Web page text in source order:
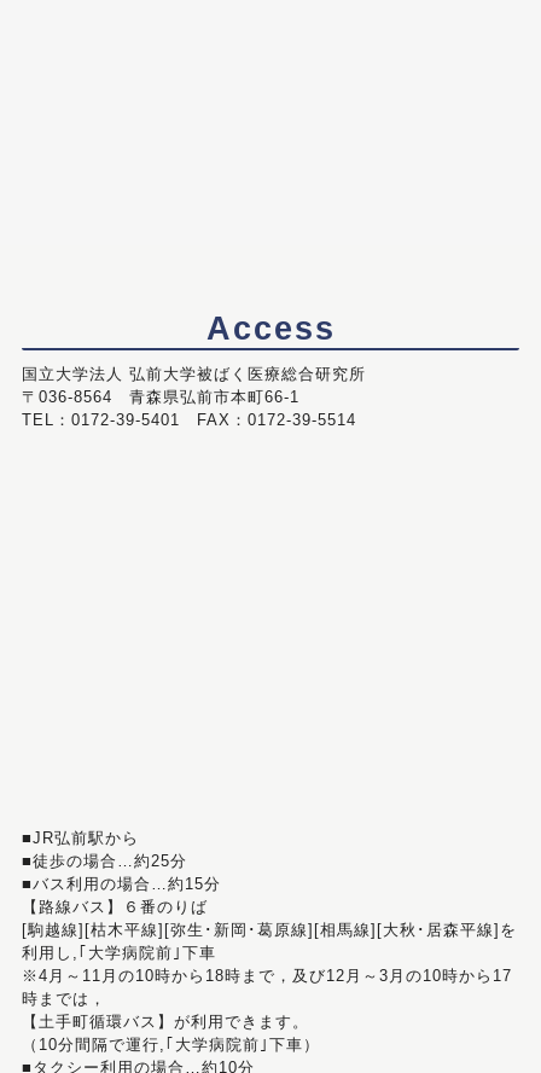
Access
国立大学法人 弘前大学被ばく医療総合研究所
〒036-8564 青森県弘前市本町66-1
TEL：0172-39-5401 FAX：0172-39-5514
■JR弘前駅から
■徒歩の場合…約25分
■バス利用の場合…約15分
【路線バス】６番のりば
[駒越線][枯木平線][弥生･新岡･葛原線][相馬線][大秋･居森平線]を
利用し,｢大学病院前｣下車
※4月～11月の10時から18時まで，及び12月～3月の10時から17
時までは，
【土手町循環バス】が利用できます。
（10分間隔で運行,｢大学病院前｣下車）
■タクシー利用の場合…約10分